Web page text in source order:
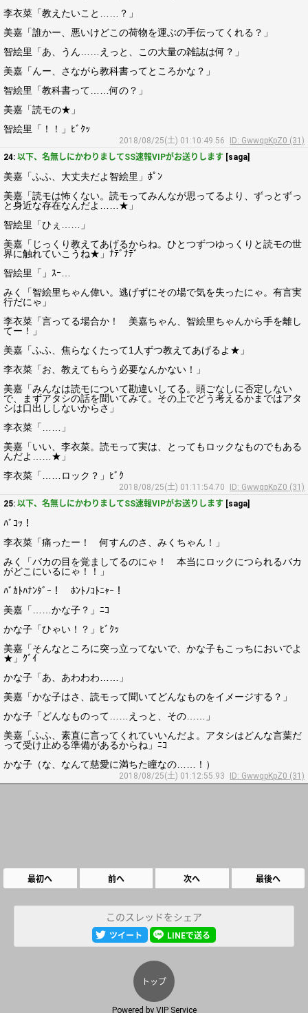
李衣菜「教えたいこと……？」
美嘉「誰かー、悪いけどこの荷物を運ぶの手伝ってくれる？」
智絵里「あ、うん……えっと、この大量の雑誌は何？」
美嘉「んー、さながら教科書ってところかな？」
智絵里「教科書って……何の？」
美嘉「読モの★」
智絵里「！！」ﾋﾞｸｯ
2018/08/25(土) 01:10:49.56
ID: GwwqpKpZ0 (31)
24: 以下、名無しにかわりましてSS速報VIPがお送りします [saga]
美嘉「ふふ、大丈夫だよ智絵里」ﾎﾟﾝ
美嘉「読モは怖くない。読モってみんなが思ってるより、ずっとずっ
と身近な存在なんだよ……★」
智絵里「ひぇ……」
美嘉「じっくり教えてあげるからね。ひとつずつゆっくりと読モの世
界に触れていこうね★」ﾅﾃﾞﾅﾃﾞ
智絵里「」ｽｰ…
みく「智絵里ちゃん偉い。逃げずにその場で気を失ったにゃ。有言実
行だにゃ」
李衣菜「言ってる場合か！ 美嘉ちゃん、智絵里ちゃんから手を離し
てー！」
美嘉「ふふ、焦らなくたって1人ずつ教えてあげるよ★」
李衣菜「お、教えてもらう必要なんかない！」
美嘉「みんなは読モについて勘違いしてる。頭ごなしに否定しない
で、まずアタシの話を聞いてみて。その上でどう考えるかまではアタ
シは口出ししないからさ」
李衣菜「……」
美嘉「いい、李衣菜。読モって実は、とってもロックなものでもある
んだよ……★」
李衣菜「……ロック？」ﾋﾞｸ
2018/08/25(土) 01:11:54.70
ID: GwwqpKpZ0 (31)
25: 以下、名無しにかわりましてSS速報VIPがお送りします [saga]
ﾊﾞｺｯ！
李衣菜「痛ったー！ 何すんのさ、みくちゃん！」
みく「バカの目を覚ましてるのにゃ！ 本当にロックにつられるバカ
がどこにいるにゃ！！」
ﾊﾞｶﾄﾊﾅﾝﾀﾞｰ！ ﾎﾝﾄﾉｺﾄﾆｬｰ！
美嘉「……かな子？」ﾆｺ
かな子「ひゃい！？」ﾋﾞｸｯ
美嘉「そんなところに突っ立ってないで、かな子もこっちにおいでよ
★」ｸﾞｲ
かな子「あ、あわわわ……」
美嘉「かな子はさ、読モって聞いてどんなものをイメージする？」
かな子「どんなものって……えっと、その……」
美嘉「ふふ、素直に言ってくれていいんだよ。アタシはどんな言葉だ
って受け止める準備があるからね」ﾆｺ
かな子（な、なんて慈愛に満ちた瞳なの……！）
2018/08/25(土) 01:12:55.93 ID: GwwqpKpZ0 (31)
最初へ 前へ 次へ 最後へ
このスレッドをシェア
ツイート LINEで送る
トップ
Powered by VIP Service